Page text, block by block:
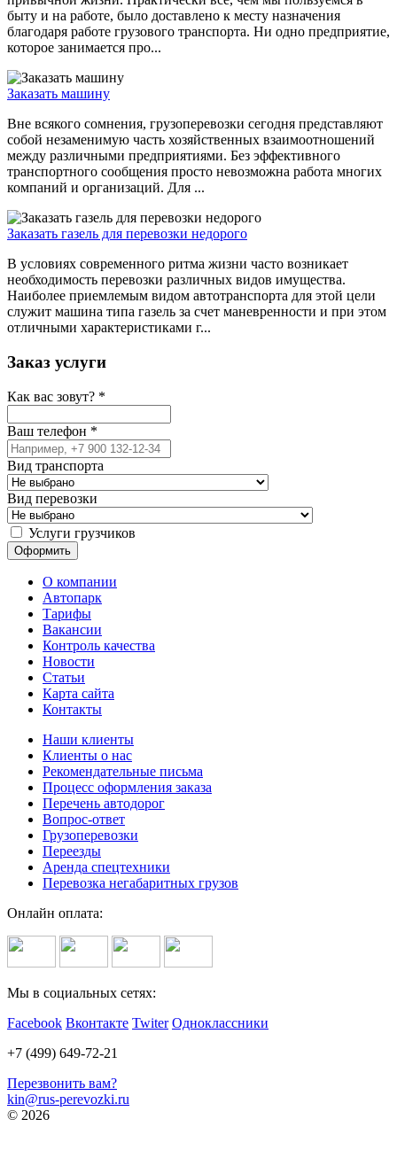
быту и на работе, было доставлено к месту назначения
благодаря работе грузового транспорта. Ни одно предприятие,
которое занимается про...
Заказать машину
Вне всякого сомнения, грузоперевозки сегодня представляют
собой незаменимую часть хозяйственных взаимоотношений
между различными предприятиями. Без эффективного
транспортного сообщения просто невозможна работа многих
компаний и организаций. Для ...
Заказать газель для перевозки недорого
В условиях современного ритма жизни часто возникает
необходимость перевозки различных видов имущества.
Наиболее приемлемым видом автотранспорта для этой цели
служит машина типа газель за счет маневренности и при этом
отличными характеристиками г...
Заказ услуги
Как вас зовут? *
Ваш телефон *
Вид транспорта
Вид перевозки
Услуги грузчиков
О компании
Автопарк
Тарифы
Вакансии
Контроль качества
Новости
Статьи
Карта сайта
Контакты
Наши клиенты
Клиенты о нас
Рекомендательные письма
Процесс оформления заказа
Перечень автодорог
Вопрос-ответ
Грузоперевозки
Переезды
Аренда спецтехники
Перевозка негабаритных грузов
Онлайн оплата:
Мы в социальных сетях:
Facebook Вконтакте Twiter Одноклассники
+7 (499) 649-72-21
Перезвонить вам?
kin@rus-perevozki.ru
© 2026